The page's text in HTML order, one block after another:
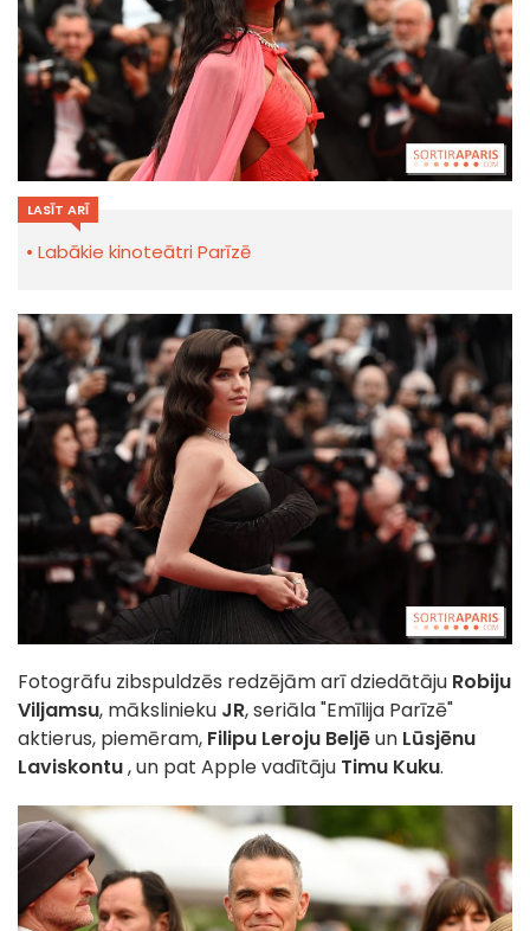
LASĪT ARĪ
Labākie kinoteātri Parīzē
Fotogrāfu zibspuldzēs redzējām arī dziedātāju Robiju
Viljamsu, mākslinieku JR, seriāla "Emīlija Parīzē"
aktierus, piemēram, Filipu Leroju Beljēun Lūsjēnu
Laviskontu, un pat Apple vadītāju Timu Kuku.